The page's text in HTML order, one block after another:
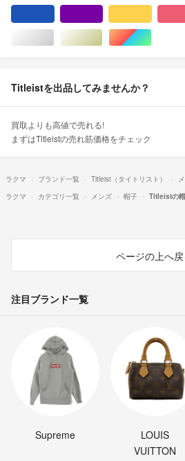
シルバー/銀色系ゴールド/金色系マルチ
Titleistを出品してみませんか？
買取よりも高値で売れる!
まずはTitleistの売れ筋価格をチェック
ラクマ ブランド一覧 Titleist（タイトリスト）
ラクマ
カテゴリ一覧 メンズ 帽子 Titleistの
ページの上へ戻
注目ブランド一覧
Supreme
LOUIS
VUITTON